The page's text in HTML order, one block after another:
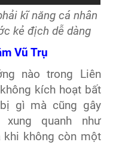
kĩ năng cá nhân
kẻ địch dễ dàng
Vũ Trụ
nào trong Liên
kích hoạt bất
gì mà cũng gây
quanh như
khi không còn một